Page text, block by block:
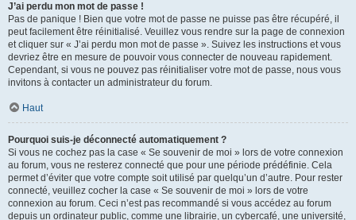
J’ai perdu mon mot de passe !
Pas de panique ! Bien que votre mot de passe ne puisse pas être récupéré, il
peut facilement être réinitialisé. Veuillez vous rendre sur la page de connexion
et cliquer sur « J’ai perdu mon mot de passe ». Suivez les instructions et vous
devriez être en mesure de pouvoir vous connecter de nouveau rapidement.
Cependant, si vous ne pouvez pas réinitialiser votre mot de passe, nous vous
invitons à contacter un administrateur du forum.
Haut
Pourquoi suis-je déconnecté automatiquement ?
Si vous ne cochez pas la case « Se souvenir de moi » lors de votre connexion
au forum, vous ne resterez connecté que pour une période prédéfinie. Cela
permet d’éviter que votre compte soit utilisé par quelqu’un d’autre. Pour rester
connecté, veuillez cocher la case « Se souvenir de moi » lors de votre
connexion au forum. Ceci n’est pas recommandé si vous accédez au forum
depuis un ordinateur public, comme une librairie, un cybercafé, une université,